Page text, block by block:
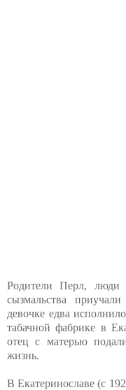
Родители Перл, люди
сызмальства
девочке едва
табачной фабрике в
отец с матерью
жизнь.
В Екатеринославе (с